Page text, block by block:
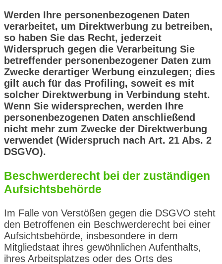
Werden Ihre personenbezogenen Daten
verarbeitet, um Direktwerbung zu betreiben,
so haben Sie das Recht, jederzeit
Widerspruch gegen die Verarbeitung Sie
betreffender personenbezogener Daten zum
Zwecke derartiger Werbung einzulegen; dies
gilt auch für das Profiling, soweit es mit
solcher Direktwerbung in Verbindung steht.
Wenn Sie widersprechen, werden Ihre
personenbezogenen Daten anschließend
nicht mehr zum Zwecke der Direktwerbung
verwendet (Widerspruch nach Art. 21 Abs. 2
DSGVO).
Beschwerderecht bei der zuständigen
Aufsichtsbehörde
Im Falle von Verstößen gegen die DSGVO steht
den Betroffenen ein Beschwerderecht bei einer
Aufsichtsbehörde, insbesondere in dem
Mitgliedstaat ihres gewöhnlichen Aufenthalts,
ihres Arbeitsplatzes oder des Orts des